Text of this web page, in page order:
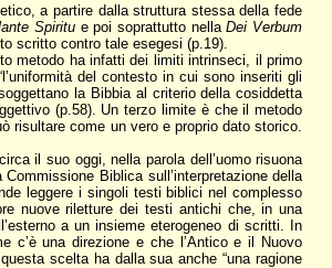
a partire dalla struttura stessa della fede
Spiritue poi soprattutto nellaDei Verbum
scritto contro tale esegesi (p.19).
metodo ha infatti dei limiti intrinseci, il primo
del contesto in cui sono inseriti gli
la Bibbia al criterio della cosiddetta
(p.58). Un terzo limite è che il metodo
risultare come un vero e proprio dato storico.
il suo oggi, nella parola dell’uomo risuona
Biblica sull’interpretazione della
leggere i singoli testi biblici nel complesso
nuove riletture dei testi antichi che, in una
a un insieme eterogeneo di scritti. In
c’è una direzione e che l’Antico e il Nuovo
scelta ha dalla sua anche “una ragione